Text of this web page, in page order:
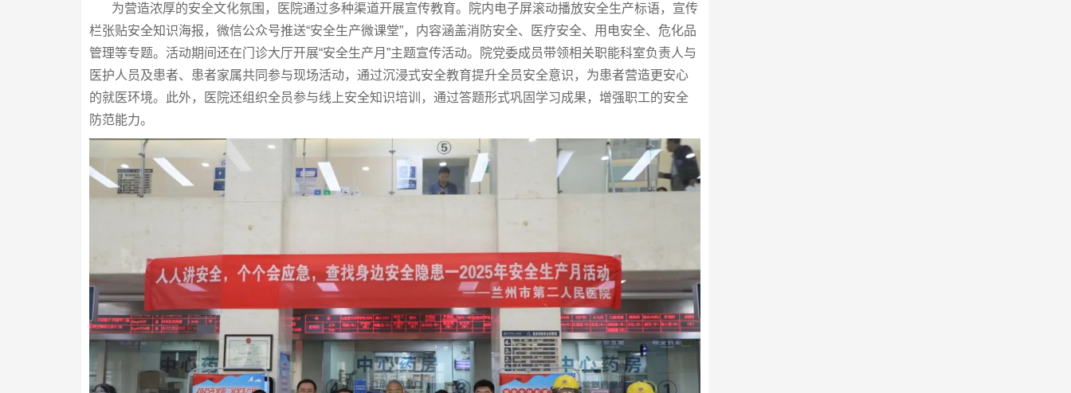
为营造浓厚的安全文化氛围，医院通过多种渠道开展宣传教育。院内电子屏滚动播放安全生产标语，宣传
栏张贴安全知识海报，微信公众号推送“安全生产微课堂”，内容涵盖消防安全、医疗安全、用电安全、危化品
管理等专题。活动期间还在门诊大厅开展“安全生产月”主题宣传活动。院党委成员带领相关职能科室负责人与
医护人员及患者、患者家属共同参与现场活动，通过沉浸式安全教育提升全员安全意识，为患者营造更安心
的就医环境。此外，医院还组织全员参与线上安全知识培训，通过答题形式巩固学习成果，增强职工的安全
防范能力。